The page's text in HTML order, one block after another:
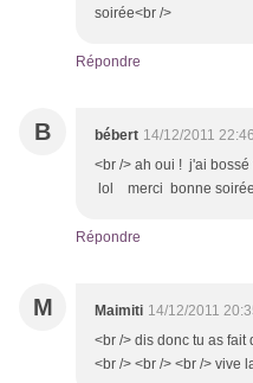
soirée<br />
Répondre
B bébert 14/12/2011 22:46
<br /> ah oui ! j'ai
lol merci bonne
Répondre
M Maimiti 14/12/2011
<br /> dis donc tu as
<br /> <br /> <br /> vive